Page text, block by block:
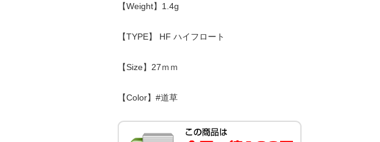
【Weight】1.4g
【TYPE】 HF ハイフロート
【Size】27ｍｍ
【Color】#道草